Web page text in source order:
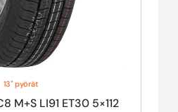
13" pyörät
M+S LI91 ET30 5×112